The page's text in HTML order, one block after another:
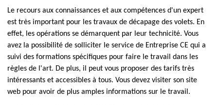
Le recours aux connaissances et aux compétences d'un expert
est très important pour les travaux de décapage des volets. En
effet, les opérations se démarquent par leur technicité. Vous
avez la possibilité de solliciter le service de Entreprise CE qui a
suivi des formations spécifiques pour faire le travail dans les
règles de l'art. De plus, il peut vous proposer des tarifs très
intéressants et accessibles à tous. Vous devez visiter son site
web pour avoir de plus amples informations sur le travail.